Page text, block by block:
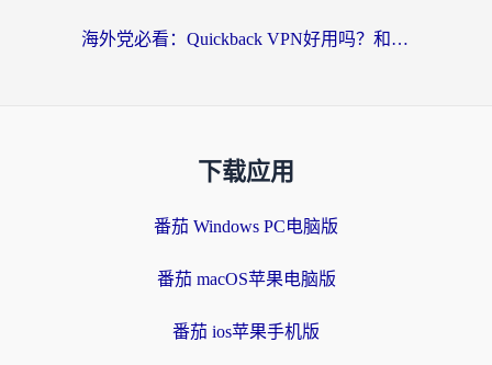
海外党必看：Quickback VPN好用吗？和小黑牛VPN对比哪个回国效果更好？附真实体验+避坑指南
下载应用
番茄 Windows PC电脑版
番茄 macOS苹果电脑版
番茄 ios苹果手机版